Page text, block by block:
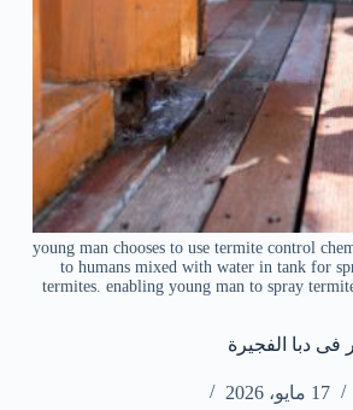
young man chooses to use termite control
to humans mixed with water in tank for
termites. enabling young man to spray
دبا الفجيرة
17 مايو، 2026